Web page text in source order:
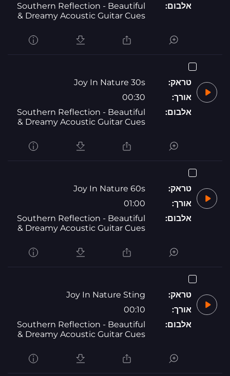
אלבום:
Southern Reflection - Beautiful
& Dreamy Acoustic Guitar Cues
טראק:
Joy In Nature 30s
אורך:
00:30
אלבום:
Southern Reflection - Beautiful
& Dreamy Acoustic Guitar Cues
טראק:
Joy In Nature 60s
אורך:
01:00
אלבום:
Southern Reflection - Beautiful
& Dreamy Acoustic Guitar Cues
טראק:
Joy In Nature Sting
אורך:
00:10
אלבום:
Southern Reflection - Beautiful
& Dreamy Acoustic Guitar Cues